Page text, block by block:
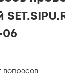
Возврат
Вопросы и
вопросов